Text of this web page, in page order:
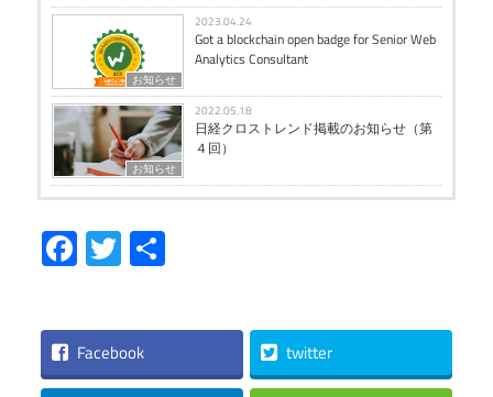
お知らせ
2023.04.24
Got a blockchain open badge for Senior Web
Analytics Consultant
お知らせ
2022.05.18
日経クロストレンド掲載のお知らせ（第
４回）
Facebook
Twitter
Facebook twitter